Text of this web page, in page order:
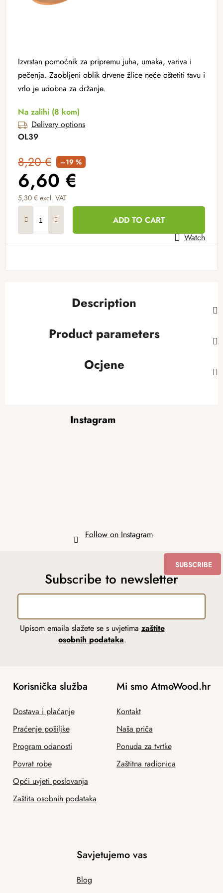
Izvrstan pomoćnik za pripremu juha, umaka, variva i
pečenja. Zaobljeni oblik drvene žlice neće oštetiti tavu i
vrlo je udobna za držanje.
Na zalihi (8 kom)
Delivery options
OL39
8,20 € –19 %
6,60 €
5,30 € excl. VAT
ADD TO CART
Watch
Description
Product parameters
Ocjene
Instagram
Follow on Instagram
Subscribe to newsletter
Upisom emaila slažete se s uvjetima zaštite
osobnih podataka.
SUBSCRIBE
Korisnička služba
Dostava i plaćanje
Praćenje pošiljke
Program odanosti
Povrat robe
Opći uvjeti poslovanja
Zaštita osobnih podataka
Mi smo AtmoWood.hr
Kontakt
Naša priča
Ponuda za tvrtke
Zaštitna radionica
Savjetujemo vas
Blog